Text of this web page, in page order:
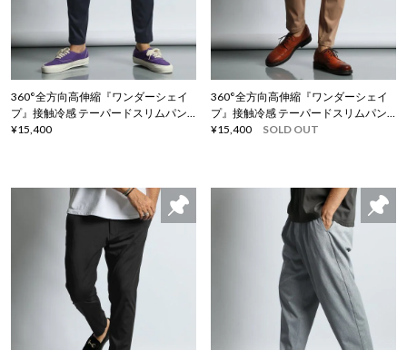
360°全方向高伸縮『ワンダーシェイ
プ』接触冷感 テーパードスリムパン
ツ
¥15,400
360°全方向高伸縮『ワンダーシェイ
プ』接触冷感 テーパードスリムパン
ツ
¥15,400 SOLD OUT